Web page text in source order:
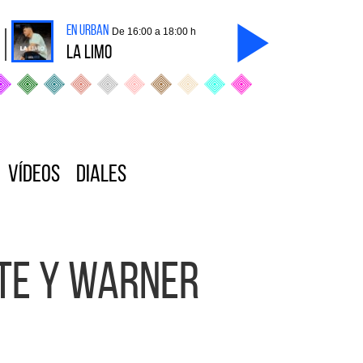
en Urban De 16:00 a 18:00 h
La Limo
Vídeos Diales
y Warner